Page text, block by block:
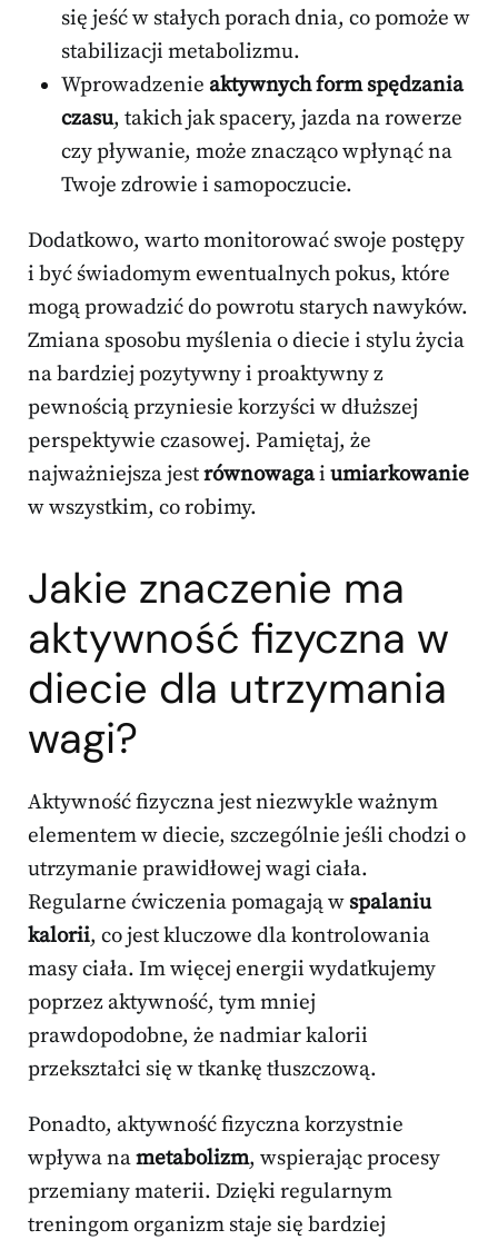
się jeść w stałych porach dnia, co pomoże w
stabilizacji metabolizmu.
Wprowadzenie aktywnych form spędzania
czasu, takich jak spacery, jazda na rowerze
czy pływanie, może znacząco wpłynąć na
Twoje zdrowie i samopoczucie.
Dodatkowo, warto monitorować swoje postępy
i być świadomym ewentualnych pokus, które
mogą prowadzić do powrotu starych nawyków.
Zmiana sposobu myślenia o diecie i stylu życia
na bardziej pozytywny i proaktywny z
pewnością przyniesie korzyści w dłuższej
perspektywie czasowej. Pamiętaj, że
najważniejsza jestrównowagai umiarkowanie
w wszystkim, co robimy.
Jakie znaczenie ma
aktywność fizyczna w
diecie dla utrzymania
wagi?
Aktywność fizyczna jest niezwykle ważnym
elementem w diecie, szczególnie jeśli chodzi o
utrzymanie prawidłowej wagi ciała.
Regularne ćwiczenia pomagają w spalaniu
kalorii, co jest kluczowe dla kontrolowania
masy ciała. Im więcej energii wydatkujemy
poprzez aktywność, tym mniej
prawdopodobne, że nadmiar kalorii
przekształci się w tkankę tłuszczową.
Ponadto, aktywność fizyczna korzystnie
wpływa nametabolizm, wspierając procesy
przemiany materii. Dzięki regularnym
treningom organizm staje się bardziej